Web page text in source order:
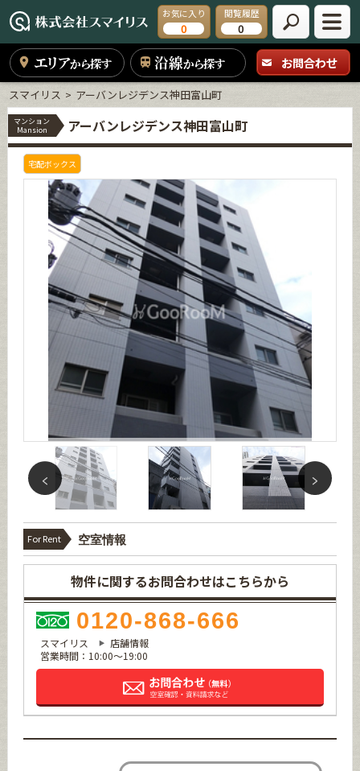
お気に入り
0
閲覧履歴
0
エリアから探す 沿線から探す お問合わせ
スマイリス アーバンレジデンス神田富山町
マンション
Mansion
アーバンレジデンス神田富山町
宅配ボックス
For Rent 空室情報
物件に関するお問合わせはこちらから
0120-868-666
スマイリス
店舗情報
営業時間：10:00～19:00